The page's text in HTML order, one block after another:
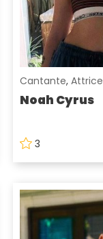
Cantante, Attrice
Noah Cyrus
3